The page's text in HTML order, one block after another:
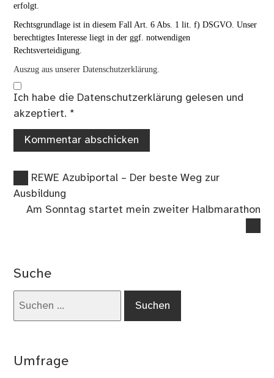
erfolgt.
Rechtsgrundlage ist in diesem Fall Art. 6 Abs. 1 lit. f) DSGVO. Unser
berechtigtes Interesse liegt in der ggf. notwendigen
Rechtsverteidigung.
Auszug aus unserer Datenschutzerklärung.
Ich habe die Datenschutzerklärung gelesen und
akzeptiert. *
Beitragsnavigation
Vorheriger
Beitrag:
REWE Azubiportal – Der beste Weg zur
Ausbildung
Nächster
Am Sonntag startet mein zweiter Halbmarathon
Suche
Umfrage